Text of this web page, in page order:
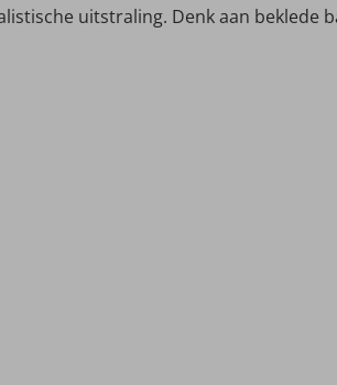
uitstraling. Denk aan beklede